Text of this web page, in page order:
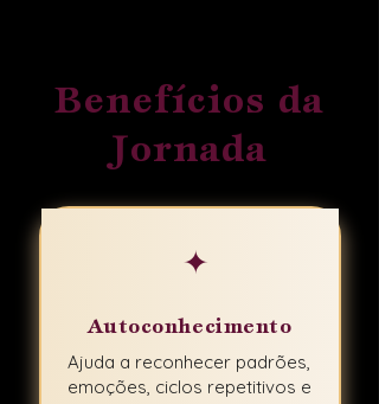
Benefícios da
Jornada
✦
Autoconhecimento
Ajuda a reconhecer padrões,
emoções, ciclos repetitivos e